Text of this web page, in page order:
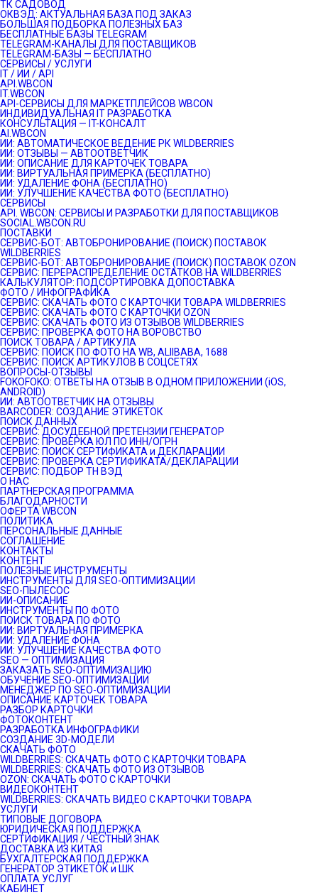
ТК САДОВОД
ОКВЭД: АКТУАЛЬНАЯ БАЗА ПОД ЗАКАЗ
БОЛЬШАЯ ПОДБОРКА ПОЛЕЗНЫХ БАЗ
БЕСПЛАТНЫЕ БАЗЫ TELEGRAM
TELEGRAM-КАНАЛЫ ДЛЯ ПОСТАВЩИКОВ
TELEGRAM-БАЗЫ — БЕСПЛАТНО
СЕРВИСЫ / УСЛУГИ
IT / ИИ / API
API.WBCON
IT.WBCON
API-СЕРВИСЫ ДЛЯ МАРКЕТПЛЕЙСОВ WBCON
ИНДИВИДУАЛЬНАЯ IT РАЗРАБОТКА
КОНСУЛЬТАЦИЯ — IT-КОНСАЛТ
AI.WBCON
ИИ: АВТОМАТИЧЕСКОЕ ВЕДЕНИЕ РК WILDBERRIES
ИИ: ОТЗЫВЫ — АВТООТВЕТЧИК
ИИ: ОПИСАНИЕ ДЛЯ КАРТОЧЕК ТОВАРА
ИИ: ВИРТУАЛЬНАЯ ПРИМЕРКА (БЕСПЛАТНО)
ИИ: УДАЛЕНИЕ ФОНА (БЕСПЛАТНО)
ИИ: УЛУЧШЕНИЕ КАЧЕСТВА ФОТО (БЕСПЛАТНО)
СЕРВИСЫ
API. WBCON: СЕРВИСЫ И РАЗРАБОТКИ ДЛЯ ПОСТАВЩИКОВ
SOCIAL.WBCON.RU
ПОСТАВКИ
CЕРВИС-БОТ: АВТОБРОНИРОВАНИЕ (ПОИСК) ПОСТАВОК
WILDBERRIES
СЕРВИС-БОТ: АВТОБРОНИРОВАНИЕ (ПОИСК) ПОСТАВОК OZON
СЕРВИС: ПЕРЕРАСПРЕДЕЛЕНИЕ ОСТАТКОВ НА WILDBERRIES
КАЛЬКУЛЯТОР: ПОДСОРТИРОВКА ДОПОСТАВКА
ФОТО / ИНФОГРАФИКА
СЕРВИС: СКАЧАТЬ ФОТО С КАРТОЧКИ ТОВАРА WILDBERRIES
СЕРВИС: СКАЧАТЬ ФОТО С КАРТОЧКИ OZON
СЕРВИС: СКАЧАТЬ ФОТО ИЗ ОТЗЫВОВ WILDBERRIES
СЕРВИС: ПРОВЕРКА ФОТО НА ВОРОВСТВО
ПОИСК ТОВАРА / АРТИКУЛА
СЕРВИС: ПОИСК ПО ФОТО НА WB, ALIIBABA, 1688
СЕРВИС: ПОИСК АРТИКУЛОВ В СОЦСЕТЯХ
ВОПРОСЫ-ОТЗЫВЫ
FOKOFOKO: ОТВЕТЫ НА ОТЗЫВ В ОДНОМ ПРИЛОЖЕНИИ (iOS,
ANDROID)
ИИ: АВТООТВЕТЧИК НА ОТЗЫВЫ
BARCODER: СОЗДАНИЕ ЭТИКЕТОК
ПОИСК ДАННЫХ
СЕРВИС: ДОСУДЕБНОЙ ПРЕТЕНЗИИ ГЕНЕРАТОР
СЕРВИС: ПРОВЕРКА ЮЛ ПО ИНН/ОГРН
СЕРВИС: ПОИСК СЕРТИФИКАТА и ДЕКЛАРАЦИИ
СЕРВИС: ПРОВЕРКА СЕРТИФИКАТА/ДЕКЛАРАЦИИ
СЕРВИС: ПОДБОР ТН ВЭД
О НАС
ПАРТНЕРСКАЯ ПРОГРАММА
БЛАГОДАРНОСТИ
ОФЕРТА WBCON
ПОЛИТИКА
ПЕРСОНАЛЬНЫЕ ДАННЫЕ
СОГЛАШЕНИЕ
КОНТАКТЫ
КОНТЕНТ
ПОЛЕЗНЫЕ ИНСТРУМЕНТЫ
ИНСТРУМЕНТЫ ДЛЯ SEO-ОПТИМИЗАЦИИ
SEO-ПЫЛЕСОС
ИИ-ОПИСАНИЕ
ИНСТРУМЕНТЫ ПО ФОТО
ПОИСК ТОВАРА ПО ФОТО
ИИ: ВИРТУАЛЬНАЯ ПРИМЕРКА
ИИ: УДАЛЕНИЕ ФОНА
ИИ: УЛУЧШЕНИЕ КАЧЕСТВА ФОТО
SEO — ОПТИМИЗАЦИЯ
ЗАКАЗАТЬ SEO-ОПТИМИЗАЦИЮ
ОБУЧЕНИЕ SEO-ОПТИМИЗАЦИИ
МЕНЕДЖЕР ПО SEO-ОПТИМИЗАЦИИ
ОПИСАНИЕ КАРТОЧЕК ТОВАРА
РАЗБОР КАРТОЧКИ
ФОТОКОНТЕНТ
РАЗРАБОТКА ИНФОГРАФИКИ
СОЗДАНИЕ 3D-МОДЕЛИ
СКАЧАТЬ ФОТО
WILDBERRIES: СКАЧАТЬ ФОТО С КАРТОЧКИ ТОВАРА
WILDBERRIES: СКАЧАТЬ ФОТО ИЗ ОТЗЫВОВ
OZON: СКАЧАТЬ ФОТО С КАРТОЧКИ
ВИДЕОКОНТЕНТ
WILDBERRIES: СКАЧАТЬ ВИДЕО С КАРТОЧКИ ТОВАРА
УСЛУГИ
ТИПОВЫЕ ДОГОВОРА
ЮРИДИЧЕСКАЯ ПОДДЕРЖКА
СЕРТИФИКАЦИЯ / ЧЕСТНЫЙ ЗНАК
ДОСТАВКА ИЗ КИТАЯ
БУХГАЛТЕРСКАЯ ПОДДЕРЖКА
ГЕНЕРАТОР ЭТИКЕТОК и ШК
ОПЛАТА УСЛУГ
КАБИНЕТ